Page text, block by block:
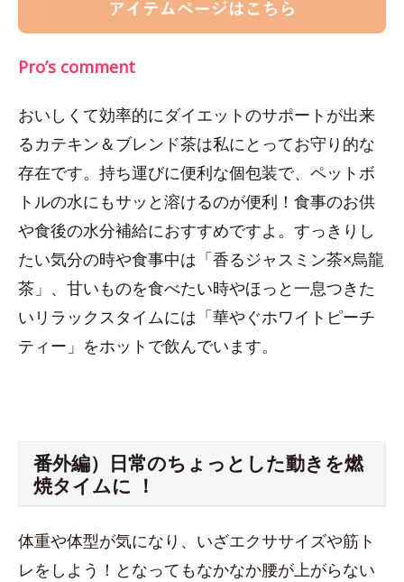
Pro’s comment
おいしくて効率的にダイエットのサポートが出来
るカテキン＆ブレンド茶は私にとってお守り的な
存在です。持ち運びに便利な個包装で、ペットボ
トルの水にもサッと溶けるのが便利！食事のお供
や食後の水分補給におすすめですよ。すっきりし
たい気分の時や食事中は「香るジャスミン茶×烏龍
茶」、甘いものを食べたい時やほっと一息つきた
いリラックスタイムには「華やぐホワイトピーチ
ティー」をホットで飲んでいます。
番外編）日常のちょっとした動きを燃
焼タイムに ！
体重や体型が気になり、いざエクササイズや筋ト
レをしよう！となってもなかなか腰が上がらない